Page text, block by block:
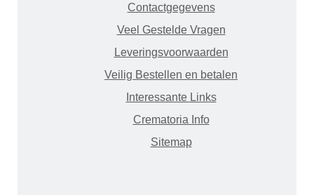
Contactgegevens
Veel Gestelde Vragen
Leveringsvoorwaarden
Veilig Bestellen en betalen
Interessante Links
Crematoria Info
Sitemap